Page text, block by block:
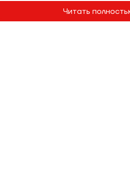
Читать